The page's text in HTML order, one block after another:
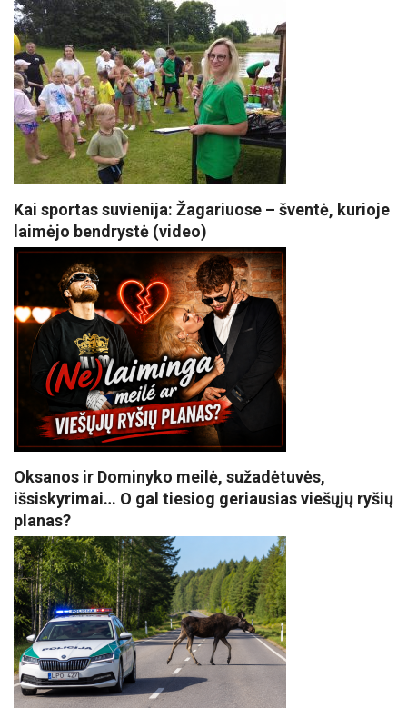
Kai sportas suvienija: Žagariuose – šventė, kurioje
laimėjo bendrystė (video)
Oksanos ir Dominyko meilė, sužadėtuvės,
išsiskyrimai… O gal tiesiog geriausias viešųjų ryšių
planas?